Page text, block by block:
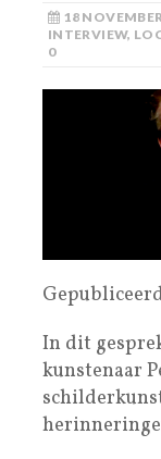
18
INTERVIEW,
0
In dit
kunstenaar